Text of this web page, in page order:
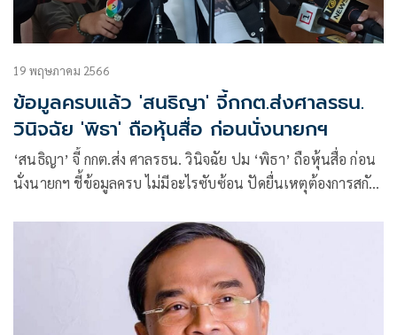
19 พฤษภาคม 2566
ข้อมูลครบแล้ว 'สนธิญา' จี้กกต.ส่งศาลรธน.
วินิจฉัย 'พิธา' ถือหุ้นสื่อ ก่อนนั่งนายกฯ
‘สนธิญา’ จี้ กกต.ส่ง ศาลรธน. วินิจฉัย ปม ‘พิธา’ ถือหุ้นสื่อ ก่อน
นั่งนายกฯ ชี้ข้อมูลครบ ไม่มีอะไรซับซ้อน ปัดยื่นเหตุต้องการสกัด
ยึดเครื่องราช ‘ส.ว.-พรรคการเมือง’ หนุนแก้ม. 112